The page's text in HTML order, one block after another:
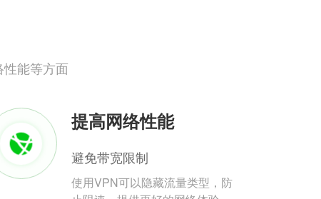
能等方面
提高网络性能
避免带宽限制
使用VPN可以隐藏流量类型，防